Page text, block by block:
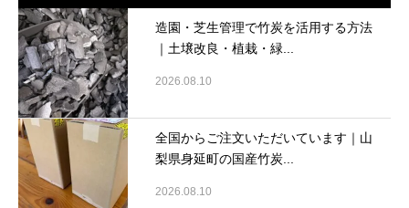
造園・芝生管理で竹炭を活用する方法
｜土壌改良・植栽・緑...
2026.08.10
全国からご注文いただいています｜山
梨県身延町の国産竹炭...
2026.08.10